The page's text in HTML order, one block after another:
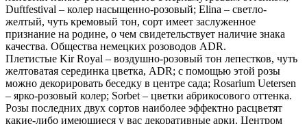
Duftfestival – колер насыщенно-розовый; Elina – светло-
желтый, чуть кремовый тон, сорт имеет заслуженное
признание на родине, о чем свидетельствует наличие знака
качества. Общества немецких розоводов ADR.
Плетистые Kir Royal – воздушно-розовый тон лепестков, чуть
желтоватая серединка цветка, ADR; с помощью этой розы
можно декорировать беседку в центре сада; Rosarium Uetersen
– ярко-розовый колер; Sorbet – цветки абрикосового оттенка.
Розы последних двух сортов наиболее эффектно расцветят
какие-либо имеющиеся у вас декоративные арки. Центром